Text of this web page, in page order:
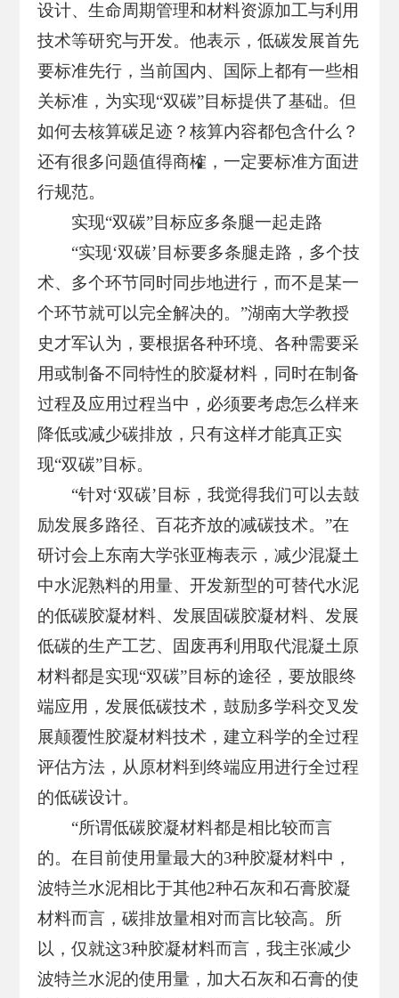
设计、生命周期管理和材料资源加工与利用
技术等研究与开发。他表示，低碳发展首先
要标准先行，当前国内、国际上都有一些相
关标准，为实现“双碳”目标提供了基础。但
如何去核算碳足迹？核算内容都包含什么？
还有很多问题值得商榷，一定要标准方面进
行规范。
实现“双碳”目标应多条腿一起走路
“实现‘双碳’目标要多条腿走路，多个技
术、多个环节同时同步地进行，而不是某一
个环节就可以完全解决的。”湖南大学教授
史才军认为，要根据各种环境、各种需要采
用或制备不同特性的胶凝材料，同时在制备
过程及应用过程当中，必须要考虑怎么样来
降低或减少碳排放，只有这样才能真正实
现“双碳”目标。
“针对‘双碳’目标，我觉得我们可以去鼓
励发展多路径、百花齐放的减碳技术。”在
研讨会上东南大学张亚梅表示，减少混凝土
中水泥熟料的用量、开发新型的可替代水泥
的低碳胶凝材料、发展固碳胶凝材料、发展
低碳的生产工艺、固废再利用取代混凝土原
材料都是实现“双碳”目标的途径，要放眼终
端应用，发展低碳技术，鼓励多学科交叉发
展颠覆性胶凝材料技术，建立科学的全过程
评估方法，从原材料到终端应用进行全过程
的低碳设计。
“所谓低碳胶凝材料都是相比较而言
的。在目前使用量最大的3种胶凝材料中，
波特兰水泥相比于其他2种石灰和石膏胶凝
材料而言，碳排放量相对而言比较高。所
以，仅就这3种胶凝材料而言，我主张减少
波特兰水泥的使用量，加大石灰和石膏的使